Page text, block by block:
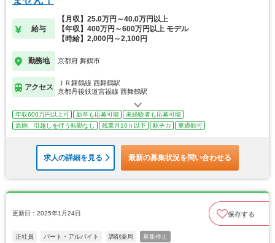
給与
【月収】25.0万円～40.0万円以上
【年収】400万円～600万円以上 モデル
【時給】2,000円～2,100円
勤務地 京都府 舞鶴市
アクセス
ＪＲ舞鶴線 西舞鶴駅
京都丹後鉄道宮福線 西舞鶴駅
年収600万円以上可 新卒も応募可能
未経験者も応募可能
原則、引越しを伴う転勤なし
残業月10ｈ以下 駅チカ 車通勤可
求人の詳細を見る 最新の募集状況を問い合わせる
更新日：2025年1月24日 保存する
正社員 パート・アルバイト 調剤薬局 募集停止